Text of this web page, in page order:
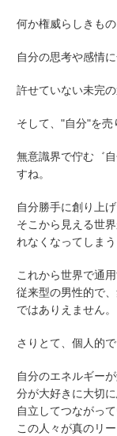
何か権威らしきも
自分の思考や感情
許せていない未完
そして、"自分"を
無意識界で佇む゛
すね。
自分勝手に創り上
そこから見える世
れなくなってしまう
これから世界で通
従来型の男性的で
ではありえません。
さりとて、個人的
自分のエネルギー
分が大好きに大切に
自立してつながっ
この人々が真のリー